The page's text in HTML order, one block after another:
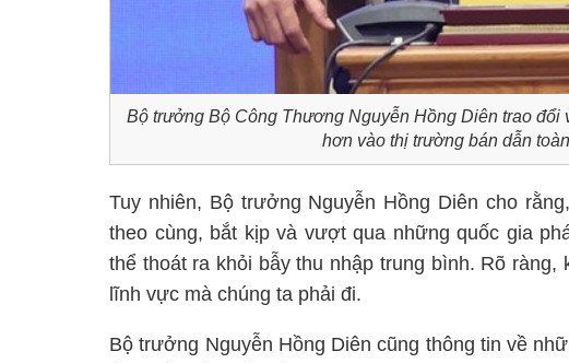
Bộ trưởng Bộ Công Thương Nguyễn Hồng Diên trao
hơn vào thị trường bán dẫn
Tuy nhiên, Bộ trưởng Nguyễn Hồng Diên cho
theo cùng, bắt kịp và vượt qua những quốc gia
thể thoát ra khỏi bẫy thu nhập trung bình. Rõ
lĩnh vực mà chúng ta phải đi.
Bộ trưởng Nguyễn Hồng Diên cũng thông tin về